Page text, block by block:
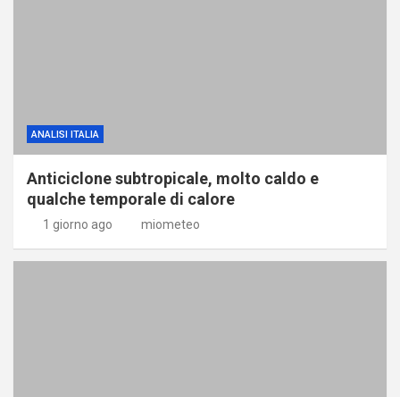
ANALISI ITALIA
Anticiclone subtropicale, molto caldo e
qualche temporale di calore
1 giorno ago miometeo